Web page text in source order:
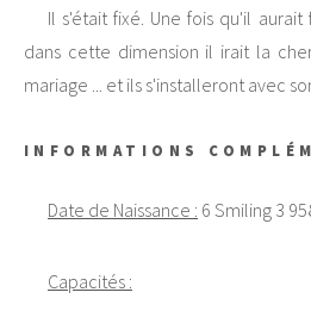
Il s'était fixé. Une fois qu'il
dans cette dimension il irait la
mariage ... et ils s'installeront avec
INFORMATIONS
Date de Naissance : 6 Smiling 3
Capacités :